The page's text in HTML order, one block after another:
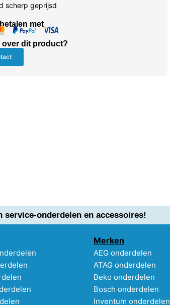
scherp geprijsd
met
over dit product?
service-onderdelen en accessoires!
Merken
AEG onderdelen
ATAG onderdelen
Beko onderdelen
Bosch onderdelen
Inventum onderdelen